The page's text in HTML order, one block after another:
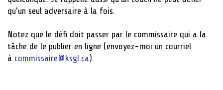
qu’un seul adversaire à la fois.
Notez que le défi doit passer par le commissaire qui a la
tâche de le publier en ligne (envoyez-moi un courriel
à commissaire@ksgl.ca).